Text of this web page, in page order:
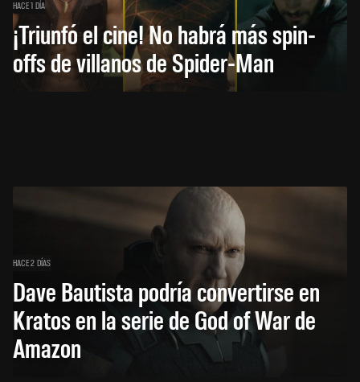
HACE 1 DÍA
¡Triunfó el cine! No habrá más spin-
offs de villanos de Spider-Man
HACE 2 DÍAS
Dave Bautista podría convertirse en
Kratos en la serie de God of War de
Amazon